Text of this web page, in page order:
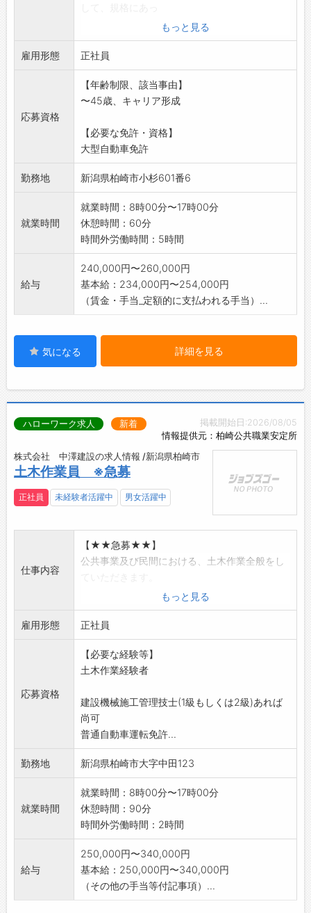
たサイズ・配合で製造します。
○工場敷地内のストックヤードで重機を使っ
て、砕石等のダンプへ
の積込、ダンプカーの工場内輸送並びに配達
を行います。
○工場内設備の維持管理、メンテナンス作業も
ます。
※変更範囲:変更なし
もっと見る
雇用形態 正社員
応募資格
【年齢制限、該当事由】
〜45歳、キャリア形成
【必要な免許・資格】
大型自動車免許
勤務地 新潟県柏崎市小杉601番6
就業時間
就業時間：8時00分〜17時00分
休憩時間：60分
時間外労働時間：5時間
給与
240,000円〜260,000円
基本給：234,000円〜254,000円
（賃金・手当_定額的に支払われる手当）...
気になる 詳細を見る
掲載開始日:2026/08/05
情報提供元：柏崎公共職業安定所
ハローワーク求人 新着
株式会社 中澤建設の求人情報 /新潟県柏崎市
土木作業員 ※急募
正社員 未経験者活躍中 男女活躍中
仕事内容
【★★急募★★】
公共事業及び民間における、土木作業全般をし
○現場における土木作業
手作業における土木作業、民間の除草作業な
ど。
○ダンプ車及び建設機械の運転
砂、採石等の運搬及び掘削 等。
※冬場は(早朝3時くらい)の除雪作業(オペレータ
ます。
※現場で必要な建設機械等の資格取得(タイヤシ
ョベル・バックホ
ます。
※変更範囲:変更なし
もっと見る
雇用形態 正社員
応募資格
【必要な経験等】
土木作業経験者
建設機械施工管理技士(1級もしくは2級)あれば
尚可
普通自動車運転免許...
勤務地 新潟県柏崎市大字中田123
就業時間
就業時間：8時00分〜17時00分
休憩時間：90分
時間外労働時間：2時間
給与
250,000円〜340,000円
基本給：250,000円〜340,000円
（その他の手当等付記事項）...